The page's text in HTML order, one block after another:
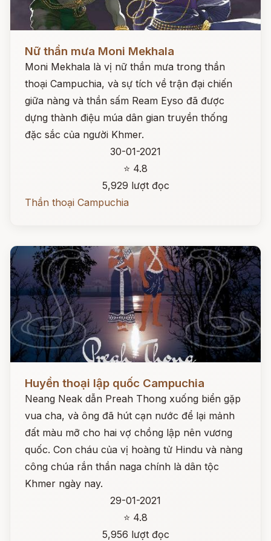
Nữ thần mưa Moni Mekhala
Moni Mekhala là vị nữ thần mưa trong thần
thoại Campuchia, và sự tích về trận đại chiến
giữa nàng và thần sấm Ream Eyso đã được
dựng thành điệu múa dân gian truyền thống
đặc sắc của người Khmer.
30-01-2021
⭐ 4.8
5,929 lượt đọc
Thần thoại Campuchia
Đọc ngay
Huyền thoại lập quốc Campuchia
Neang Neak dẫn Preah Thong xuống biển gặp
vua cha, và ông đã hút cạn nước để lại mảnh
đất màu mỡ cho hai vợ chồng lập nên vương
quốc. Con cháu của vị hoàng tử Hindu và nàng
công chúa rắn thần naga chính là dân tộc
Khmer ngày nay.
29-01-2021
⭐ 4.8
5,956 lượt đọc